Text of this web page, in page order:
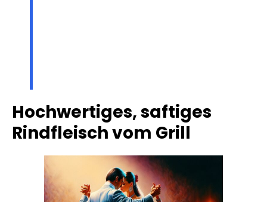
Hochwertiges, saftiges
Rindfleisch vom Grill